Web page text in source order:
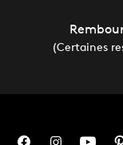
(Certaines